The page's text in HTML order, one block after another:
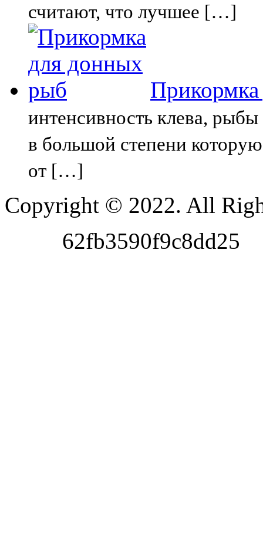
считают, что лучшее […]
интенсивность клева, рыбы
в большой степени
от […]
Copyright © 2022. All
62fb3590f9c8dd25